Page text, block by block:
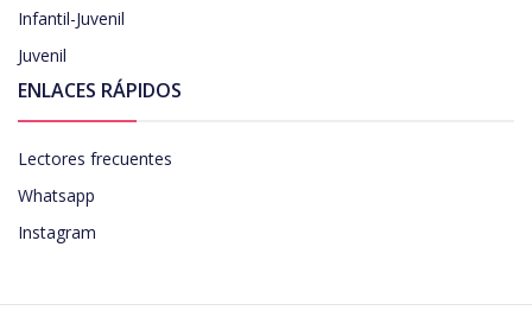
Infantil-Juvenil
Juvenil
ENLACES RÁPIDOS
Lectores frecuentes
Whatsapp
Instagram